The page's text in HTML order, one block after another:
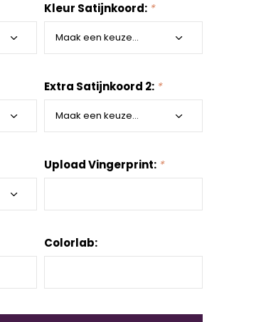
Kleur Satijnkoord: *
Extra Satijnkoord 2: *
Upload Vingerprint: *
Colorlab: